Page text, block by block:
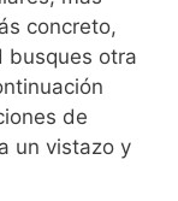
concreto,
busques otra
de
un vistazo y